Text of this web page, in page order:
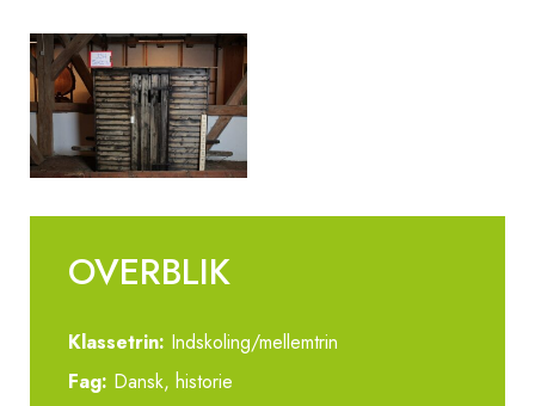
OVERBLIK
Klassetrin: Indskoling/mellemtrin
Fag: Dansk, historie